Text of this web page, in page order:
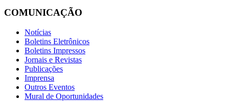
COMUNICAÇÃO
Notícias
Boletins Eletrônicos
Boletins Impressos
Jornais e Revistas
Publicações
Imprensa
Outros Eventos
Mural de Oportunidades